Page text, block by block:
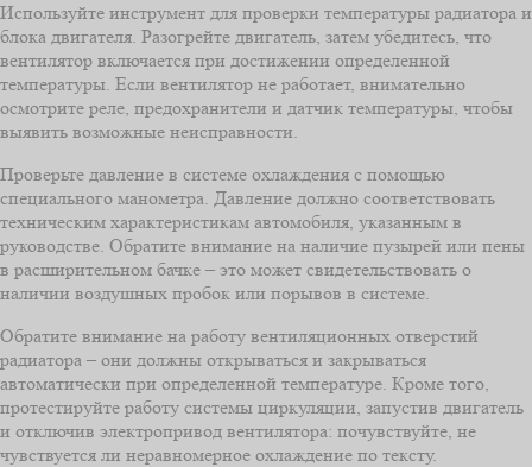
Используйте инструмент для проверки температуры радиатора и
блока двигателя. Разогрейте двигатель, затем убедитесь, что
вентилятор включается при достижении определенной
температуры. Если вентилятор не работает, внимательно
осмотрите реле, предохранители и датчик температуры, чтобы
выявить возможные неисправности.
Проверьте давление в системе охлаждения с помощью
специального манометра. Давление должно соответствовать
техническим характеристикам автомобиля, указанным в
руководстве. Обратите внимание на наличие пузырей или пены
в расширительном бачке – это может свидетельствовать о
наличии воздушных пробок или порывов в системе.
Обратите внимание на работу вентиляционных отверстий
радиатора – они должны открываться и закрываться
автоматически при определенной температуре. Кроме того,
протестируйте работу системы циркуляции, запустив двигатель
и отключив электропривод вентилятора: почувствуйте, не
чувствуется ли неравномерное охлаждение по тексту.